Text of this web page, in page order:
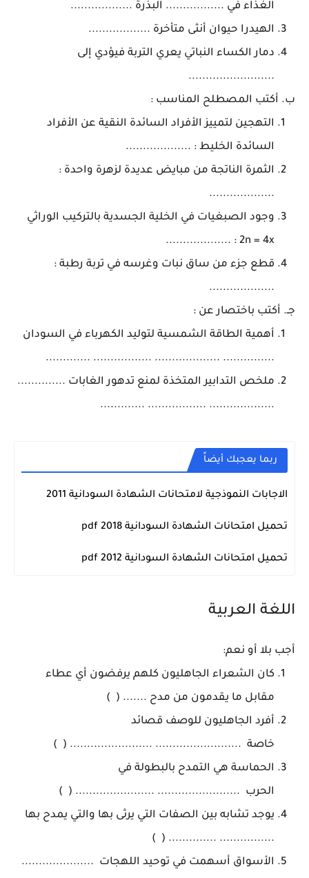
الغذاء في ................. البذرة ..................
الهيدرا حيوان أنثى متأخرة ..................
دمار الكساء النباتي يعري التربة فيؤدي إلى
.........................
ب. أكتب المصطلح المناسب :
التهجين لتمييز الأفراد السائدة النقية عن الأفراد
السائدة الخليط : ...................
الثمرة الناتجة من مبايض عديدة لزهرة واحدة :
...................
وجود الصبغيات في الخلية الجسدية بالتركيب الوراثي
2n = 4x : ...................
قطع جزء من ساق نبات وغرسه في تربة رطبة :
...................
جـ. أكتب باختصار عن :
أهمية الطاقة الشمسية لتوليد الكهرباء في السودان
............... ................... ................. .............
ملخص التدابير المتخذة لمنع تدهور الغابات ..............
................... ................. .............
ربما يعجبك أيضاً
امتحانات الشهادة السودانية pdf
الاجابات النموذجية لامتحانات الشهادة السودانية 2011
امتحانات الشهادة السودانية pdf
تحميل امتحانات الشهادة السودانية 2018 pdf
امتحانات الشهادة السودانية pdf
تحميل امتحانات الشهادة السودانية 2012 pdf
اللغة العربية
أجب بلا أو نعم:
كان الشعراء الجاهليون كلهم يرفضون أي عطاء
مقابل ما يقدمون من مدح ....... ( )
أفرد الجاهليون للوصف قصائد
خاصة ......................... ........................ ( )
الحماسة هي التمدح بالبطولة في
الحرب ........................ ....................... ( )
يوجد تشابه بين الصفات التي يرثى بها والتي يمدح بها
................ .............. ( )
الأسواق أسهمت في توحيد اللهجات .....................